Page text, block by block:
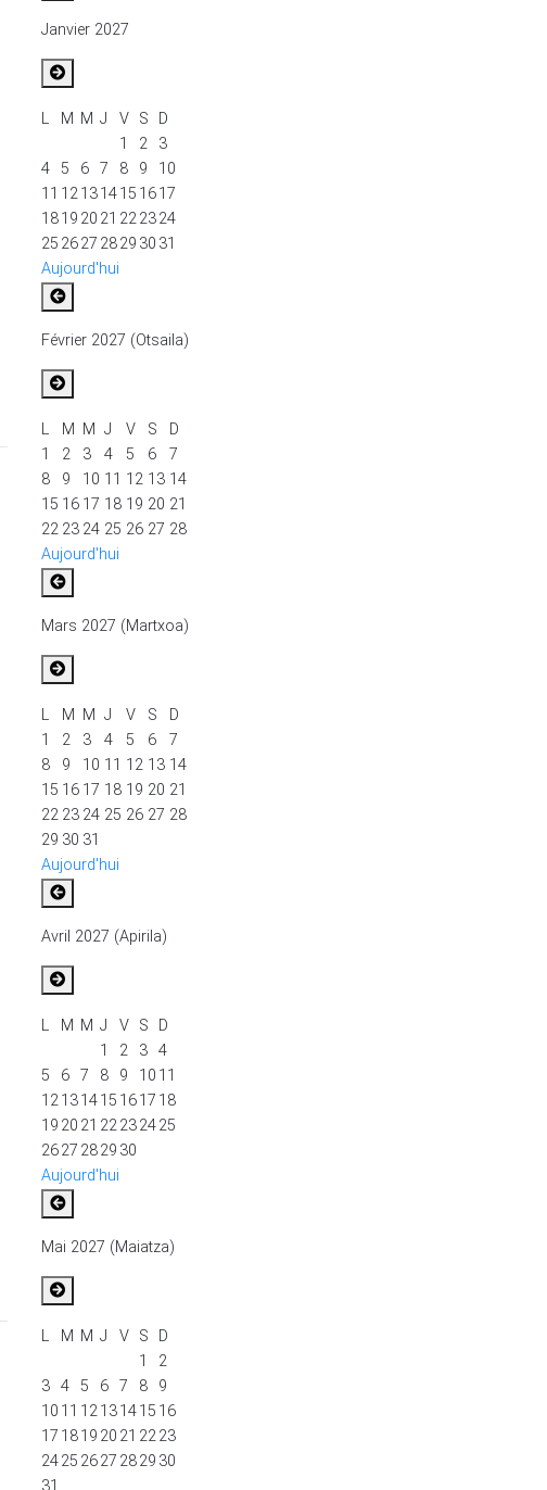
Janvier 2027
L M M J V S
D
1
2
3
4 5 6 7 8 9
10
11 12131415 1617
1819 20 21 222324
25 2627 2829 30 31
Aujourd'hui
Février 2027 (Otsaila)
L M M J V S
D
1
2 3 4 5 6
7
8
9 10 11 12 13 14
15 16 17 18 19 20 21
22 23 24 25 26 27 28
Aujourd'hui
Mars 2027 (Martxoa)
L M M J V S
D
1
2 3 4 5 6
7
8
9 10 11 12 13 14
15 16 17 18 19 20 21
22 23 24 25 26 27 28
29 30 31
Aujourd'hui
Avril 2027 (Apirila)
L M M J V S
D
1
2 3 4
5
6 7 8 9 10 11
12131415 1617 18
19 20 21 22232425
2627 2829 30
Aujourd'hui
Mai 2027 (Maiatza)
L M M J V S
D
1
2
3 4 5 6 7 8
9
10 11 12131415 16
17 1819 20 21 2223
2425 2627 2829 30